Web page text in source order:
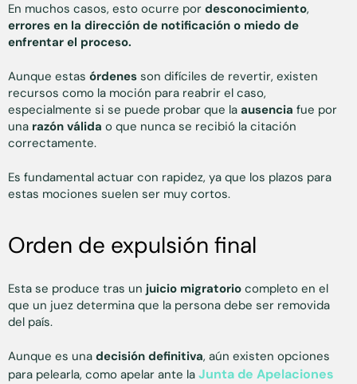
En muchos casos, esto ocurre por desconocimiento,
errores en la dirección de notificación o miedo de
enfrentar el proceso.
Aunque estas órdenes son difíciles de revertir, existen
recursos como la moción para reabrir el caso,
especialmente si se puede probar que la ausencia fue por
una razón válida o que nunca se recibió la citación
correctamente.
Es fundamental actuar con rapidez, ya que los plazos para
estas mociones suelen ser muy cortos.
Orden de expulsión final
Esta se produce tras un juicio migratorio completo en el
que un juez determina que la persona debe ser removida
del país.
Aunque es una decisión definitiva, aún existen opciones
para pelearla, como apelar ante la Junta de Apelaciones